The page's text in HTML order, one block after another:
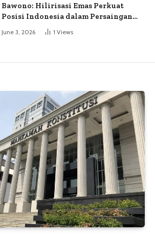
Bawono: Hilirisasi Emas Perkuat
Posisi Indonesia dalam Persaingan
Industri Global
June 3, 2026 1 Views